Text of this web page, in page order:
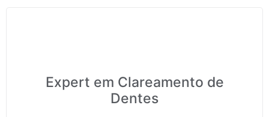
Expert em Clareamento de
Dentes